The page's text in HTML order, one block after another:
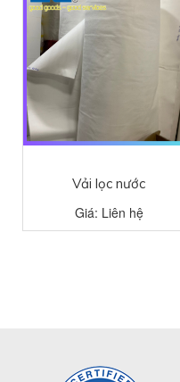
Vải lọc nước
Giá: Liên hệ